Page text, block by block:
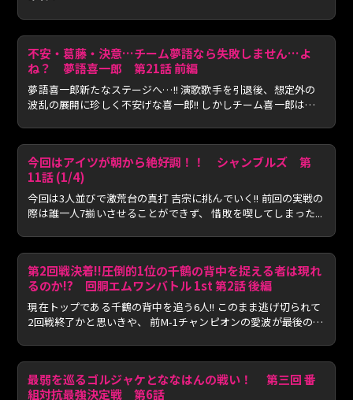
不安・葛藤・決意…チーム夢語なら失敗しません…よ
ね？ 夢語喜一郎 第21話 前編
夢語喜一郎新たなステージへ…!! 演歌歌手を引退後、想定外の
波乱の展開に珍しく不安げな喜一郎!! しかしチーム喜一郎は失
今回はアイツが朝から絶好調！！ シャンブルズ 第
11話 (1/4)
今回は3人並びで激荒台の真打 吉宗に挑んでいく!! 前回の実戦の
際は誰一人7揃いさせることができず、 惜敗を喫してしまった...
第2回戦決着!!圧倒的1位の千鶴の背中を捉える者は現れ
るのか!? 回胴エムワンバトル 1st 第2話 後編
現在トップである千鶴の背中を追う6人!! このまま逃げ切られて
2回戦終了かと思いきや、 前M-1チャンピオンの愛波が最後の
最弱を巡るゴルジャケとななはんの戦い！ 第三回 番
組対抗最強決定戦 第6話